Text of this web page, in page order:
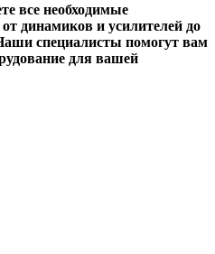
все необходимые
динамиков и усилителей до
специалисты помогут вам
для вашей